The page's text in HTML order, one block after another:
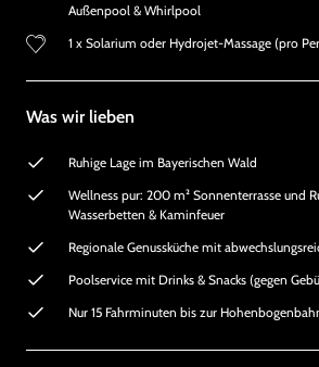
Außenpool & Whirlpool
1 x Solarium oder Hydrojet-Massage (pro
Was wir lieben
Ruhige Lage im Bayerischen Wald
Wellness pur: 200 m² Sonnenterrasse und
Wasserbetten & Kaminfeuer
Regionale Genussküche mit
Poolservice mit Drinks & Snacks (gegen
Nur 15 Fahrminuten bis zur